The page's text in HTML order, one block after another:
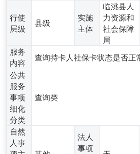
行使
层级
县级
实施
主体
临洮县人
力资源和
社会保障
局
服务
内容
查询持卡人社保卡状态是否正
公共
服务
事项
细化
分类
查询类
自然
人事
法人
事项